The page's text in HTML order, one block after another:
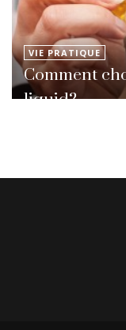
VIE PRATIQUE
Comment
liquid?